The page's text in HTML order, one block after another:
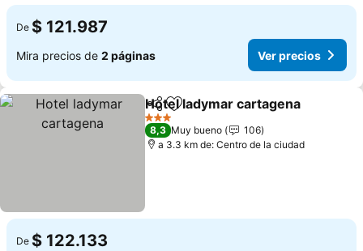
De $ 121.987
Mira precios de 2 páginas Ver precios
CompartirAgregar a favoritos
Hotel ladymar cartagena
3 Estrellas
8,3 Muy bueno
106
a 3.3 km de: Centro de la ciudad
De $ 122.133